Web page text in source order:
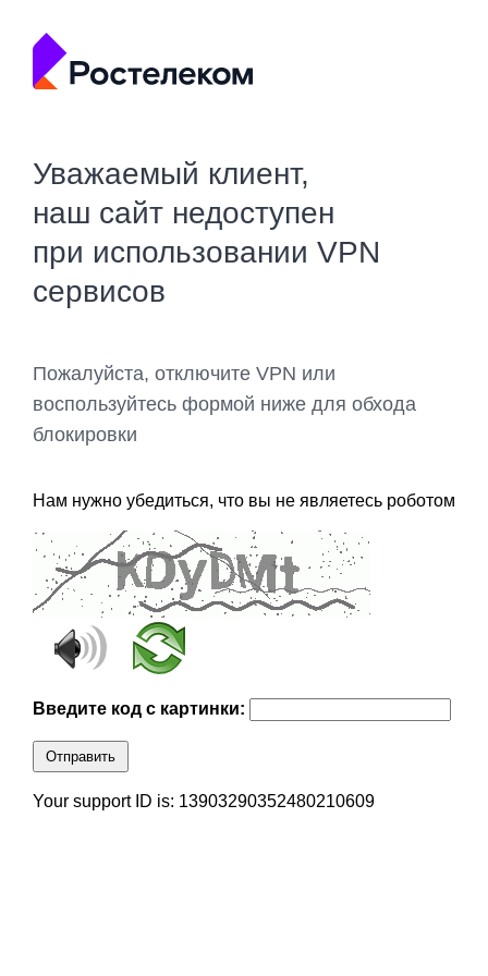
Уважаемый клиент,
наш сайт недоступен
при использовании VPN
сервисов
Пожалуйста, отключите VPN или
воспользуйтесь формой ниже для обхода
блокировки
Нам нужно убедиться, что вы не являетесь роботом
Введите код с картинки:
Отправить
Your support ID is: 13903290352480210609